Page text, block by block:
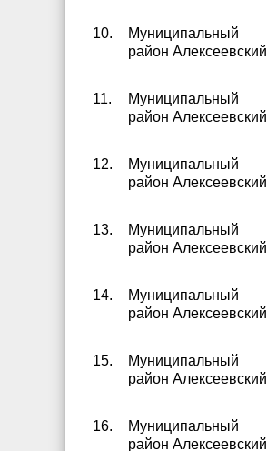
10.
Муниципальный
район Алексеевский
11.
Муниципальный
район Алексеевский
12.
Муниципальный
район Алексеевский
13.
Муниципальный
район Алексеевский
14.
Муниципальный
район Алексеевский
15.
Муниципальный
район Алексеевский
16.
Муниципальный
район Алексеевский